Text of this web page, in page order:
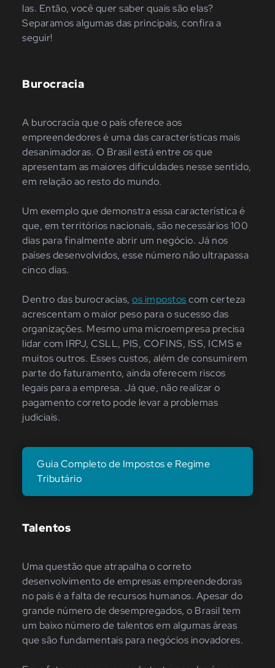
las. Então, você quer saber quais são elas?
Separamos algumas das principais, confira a
seguir!
Burocracia
A burocracia que o país oferece aos
empreendedores é uma das características mais
desanimadoras. O Brasil está entre os que
apresentam as maiores dificuldades nesse sentido,
em relação ao resto do mundo.
Um exemplo que demonstra essa característica é
que, em territórios nacionais, são necessários 100
dias para finalmente abrir um negócio. Já nos
países desenvolvidos, esse número não ultrapassa
cinco dias.
Dentro das burocracias, os impostoscom certeza
acrescentam o maior peso para o sucesso das
organizações. Mesmo uma microempresa precisa
lidar com IRPJ, CSLL, PIS, COFINS, ISS, ICMS e
muitos outros. Esses custos, além de consumirem
parte do faturamento, ainda oferecem riscos
legais para a empresa. Já que, não realizar o
pagamento correto pode levar a problemas
judiciais.
Guia Completo de Impostos e Regime
Tributário
Talentos
Uma questão que atrapalha o correto
desenvolvimento de empresas empreendedoras
no país é a falta de recursos humanos. Apesar do
grande número de desempregados, o Brasil tem
um baixo número de talentos em algumas áreas
que são fundamentais para negócios inovadores.